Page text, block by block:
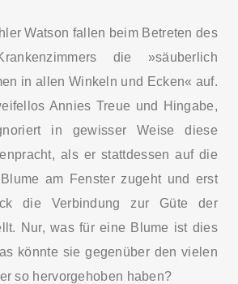
Watson fallen beim Betreten des
die »säuberlich
in allen Winkeln und Ecken« auf.
Annies Treue und Hingabe,
in gewisser Weise diese
als er stattdessen auf die
am Fenster zugeht und erst
die Verbindung zur Güte der
Nur, was für eine Blume ist dies
könnte sie gegenüber den vielen
so hervorgehoben haben?